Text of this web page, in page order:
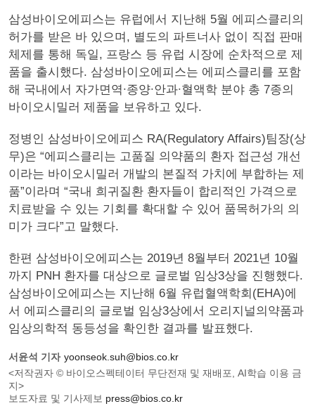
삼성바이오에피스는 유럽에서 지난해 5월 에피스클리의
허가를 받은 바 있으며, 별도의 파트너사 없이 직접 판매
체제를 통해 독일, 프랑스 등 유럽 시장에 순차적으로 제
품을 출시했다. 삼성바이오에피스는 에피스클리를 포함
해 국내에서 자가면역∙종양∙안과∙혈액학 분야 총 7종의
바이오시밀러 제품을 보유하고 있다.
정병인 삼성바이오에피스 RA(Regulatory Affairs)팀장(상
무)은 “에피스클리는 고품질 의약품의 환자 접근성 개선
이라는 바이오시밀러 개발의 본질적 가치에 부합하는 제
품”이라며 “국내 희귀질환 환자들이 합리적인 가격으로
치료받을 수 있는 기회를 확대할 수 있어 품목허가의 의
미가 크다”고 말했다.
한편 삼성바이오에피스는 2019년 8월부터 2021년 10월
까지 PNH 환자를 대상으로 글로벌 임상3상을 진행했다.
삼성바이오에피스는 지난해 6월 유럽혈액학회(EHA)에
서 에피스클리의 글로벌 임상3상에서 오리지널의약품과
임상의학적 동등성을 확인한 결과를 발표했다.
서윤석 기자 yoonseok.suh@bios.co.kr
<저작권자 © 바이오스펙테이터 무단전재 및 재배포, AI학습 이용 금
지>
보도자료 및 기사제보 press@bios.co.kr